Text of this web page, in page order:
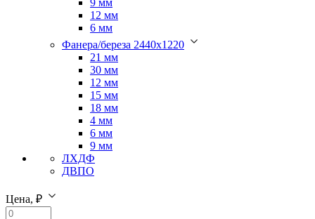
9 мм
12 мм
6 мм
Фанера/береза 2440х1220
21 мм
30 мм
12 мм
15 мм
18 мм
4 мм
6 мм
9 мм
ЛХДФ
ДВПО
Цена, ₽